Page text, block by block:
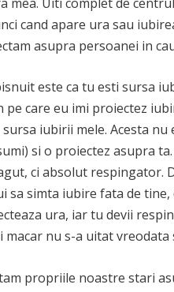
cand apare ura sau
asupra persoanei in
este ca tu esti sursa
care eu imi proiectez
iubirii mele. Acesta
si o proiectez asupra
ci absolut respingator.
sa simta iubire fata de
ura, iar tu devii
nu s-a uitat vreodata
propriile noastre stari